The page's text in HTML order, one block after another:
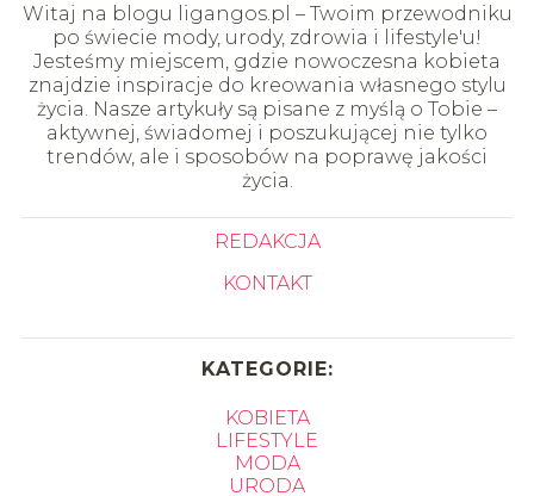
Witaj na blogu ligangos.pl – Twoim przewodniku
po świecie mody, urody, zdrowia i lifestyle'u!
Jesteśmy miejscem, gdzie nowoczesna kobieta
znajdzie inspiracje do kreowania własnego stylu
życia. Nasze artykuły są pisane z myślą o Tobie –
aktywnej, świadomej i poszukującej nie tylko
trendów, ale i sposobów na poprawę jakości
życia.
REDAKCJA
KONTAKT
KATEGORIE:
KOBIETA
LIFESTYLE
MODA
URODA